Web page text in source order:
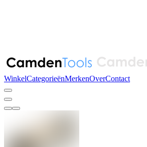
WinkelCategorieënMerkenOverContact